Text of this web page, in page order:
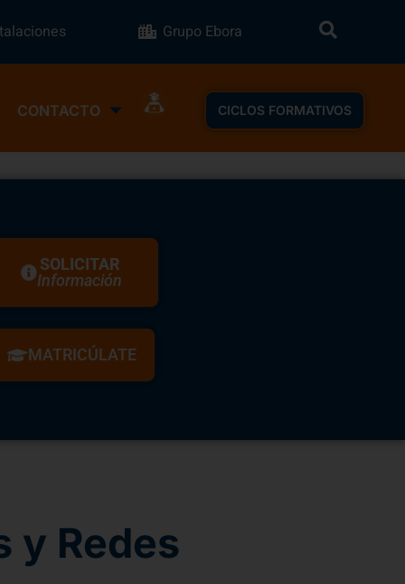
Grupo Ebora
CONTACTO CICLOS FORMATIVOS
SOLICITAR
Información
MATRICÚLATE
y Redes